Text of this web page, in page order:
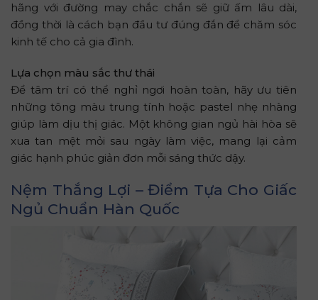
hãng với đường may chắc chắn sẽ giữ ấm lâu dài,
đồng thời là cách bạn đầu tư đúng đắn để chăm sóc
kinh tế cho cả gia đình.
Lựa chọn màu sắc thư thái
Để tâm trí có thể nghỉ ngơi hoàn toàn, hãy ưu tiên
những tông màu trung tính hoặc pastel nhẹ nhàng
giúp làm dịu thị giác. Một không gian ngủ hài hòa sẽ
xua tan mệt mỏi sau ngày làm việc, mang lại cảm
giác hạnh phúc giản đơn mỗi sáng thức dậy.
Nệm Thắng Lợi – Điểm Tựa Cho Giấc
Ngủ Chuẩn Hàn Quốc